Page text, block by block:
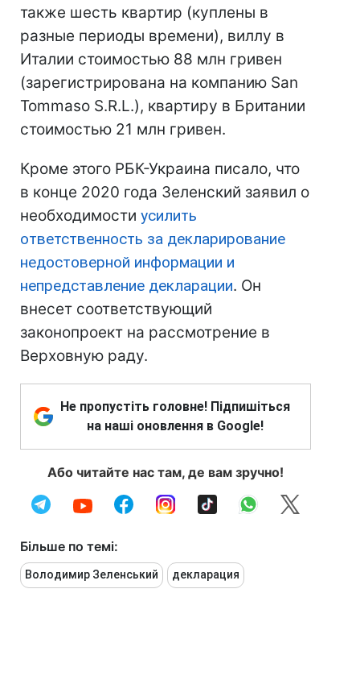
также шесть квартир (куплены в
разные периоды времени), виллу в
Италии стоимостью 88 млн гривен
(зарегистрирована на компанию San
Tommaso S.R.L.), квартиру в Британии
стоимостью 21 млн гривен.
Кроме этого РБК-Украина писало, что
в конце 2020 года Зеленский заявил о
необходимости усилить
ответственность за декларирование
недостоверной информации и
непредставление декларации. Он
внесет соответствующий
законопроект на рассмотрение в
Верховную раду.
Не пропустіть головне! Підпишіться
на наші оновлення в Google!
Або читайте нас там, де вам зручно!
Більше по темі:
Володимир Зеленський декларация